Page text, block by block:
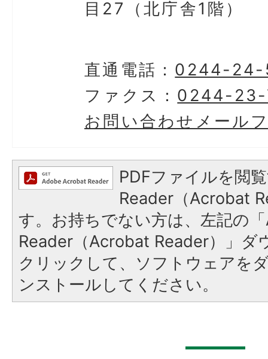
目27（北庁舎1階）
直通電話： 0244-
ファクス： 0244-
お問い合わせメール
PDFファイルを閲
Reader（Acrobat
す。お持ちでない方は、左記の
Reader（Acrobat Reader）」ダ
クリックして、ソフトウェアを
ンストールしてください。